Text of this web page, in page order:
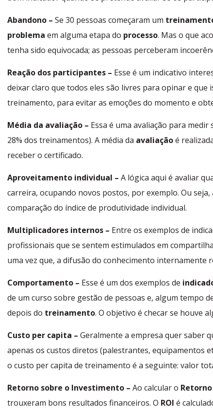
Abandono – Se 30 pessoas começaram um
problema em alguma etapa do processo. Mas o que
tenha sido equivocada; as pessoas perceberam
Reação dos participantes – Esse é um indicativo
deixar claro que todos eles são livres para opinar e
treinamento, para evitar as emoções do momento e
Média da avaliação – Essa é uma avaliação para
28% dos treinamentos). A média da avaliaçãoé
receber o certificado.
Aproveitamento individual – A lógica aqui é avaliar
carreira, ocupando novos postos, por exemplo. Ou
comparação do índice de produtividade individual.
Multiplicadores internos – Entre os exemplos de
profissionais que se sentem estimulados em
uma vez que, a difusão do conhecimento internamente
Comportamento – Esse é um dos exemplos de
de um curso sobre gestão de pessoas e, algum tempo
depois do treinamento. O objetivo é checar se houve
Custo per capita – Geralmente a empresa quer saber
apenas os custos diretos (palestrantes, equipamentos
o custo per capita de treinamento é a seguinte: valor
Retorno sobre o Investimento – Ao calcular o
trouxeram bons resultados financeiros. O ROI é